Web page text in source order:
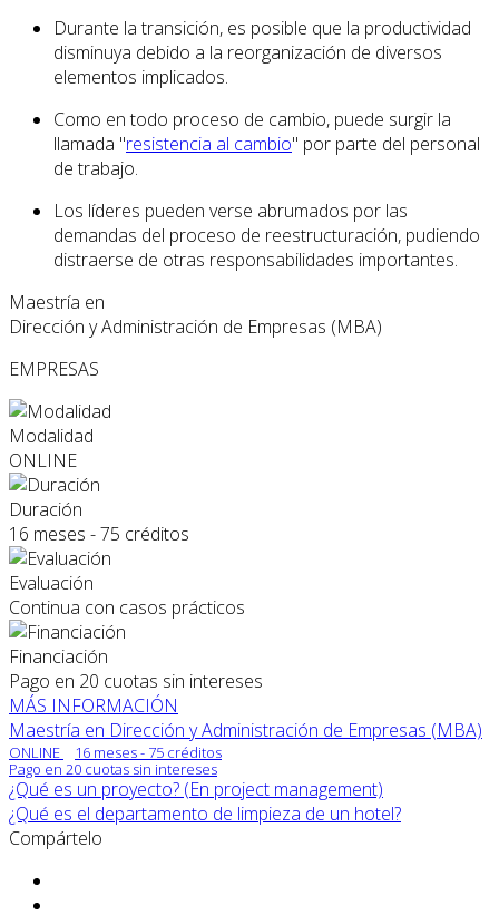
Durante la transición, es posible que la productividad
disminuya debido a la reorganización de diversos
elementos implicados.
Como en todo proceso de cambio, puede surgir la
llamada "resistencia al cambio" por parte del personal
de trabajo.
Los líderes pueden verse abrumados por las
demandas del proceso de reestructuración, pudiendo
distraerse de otras responsabilidades importantes.
Maestría en
Dirección y Administración de Empresas (MBA)
EMPRESAS
Modalidad
ONLINE
Duración
16 meses - 75 créditos
Evaluación
Continua con casos prácticos
Financiación
Pago en 20 cuotas sin intereses
MÁS INFORMACIÓN
Maestría en Dirección y Administración de Empresas (MBA)
ONLINE
16 meses - 75 créditos
Pago en 20 cuotas sin intereses
¿Qué es un proyecto? (En project management)
¿Qué es el departamento de limpieza de un hotel?
Compártelo